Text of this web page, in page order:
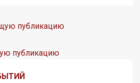
публикацию
публикацию